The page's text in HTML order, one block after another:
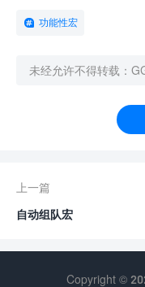
功能性宏
未经允许不得转载：
上一篇
自动组队宏
Copyright ©